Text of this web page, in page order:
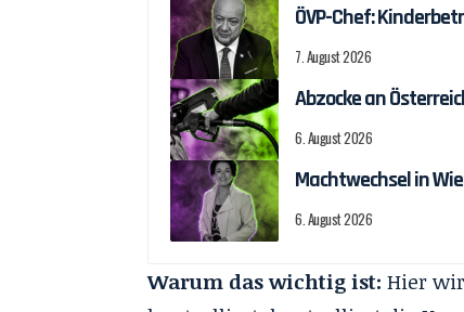
ÖVP-Chef:
7. August 2026
Abzocke an
6. August 2026
Machtwechsel in
6. August 2026
Warum das wichtig ist: Hier